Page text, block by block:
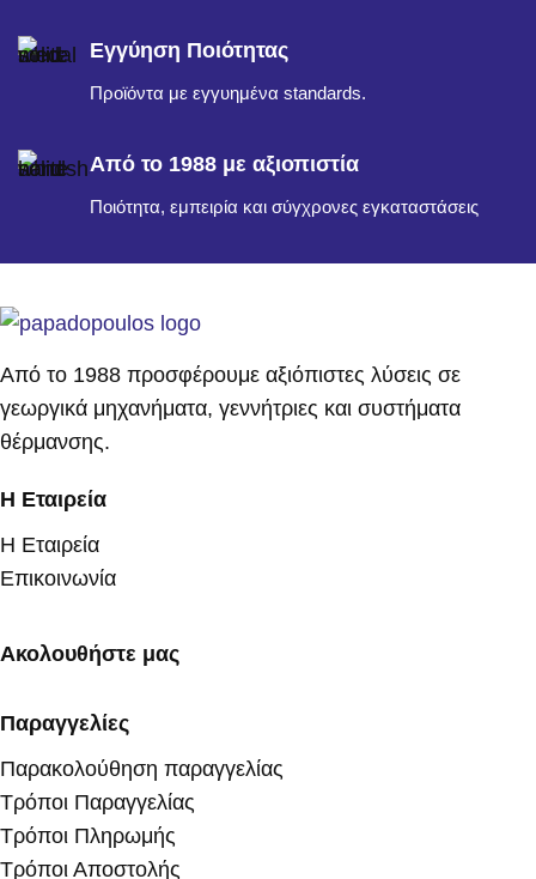
Εγγύηση Ποιότητας
Προϊόντα με εγγυημένα standards.
Από το 1988 με αξιοπιστία
Ποιότητα, εμπειρία και σύγχρονες εγκαταστάσεις
Από το 1988 προσφέρουμε αξιόπιστες λύσεις σε
γεωργικά μηχανήματα, γεννήτριες και συστήματα
θέρμανσης.
Η Εταιρεία
Η Εταιρεία
Επικοινωνία
Ακολουθήστε μας
Παραγγελίες
Παρακολούθηση παραγγελίας
Τρόποι Παραγγελίας
Τρόποι Πληρωμής
Τρόποι Αποστολής